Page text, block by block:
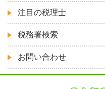
注目の税理士
税務署検索
お問い合わせ